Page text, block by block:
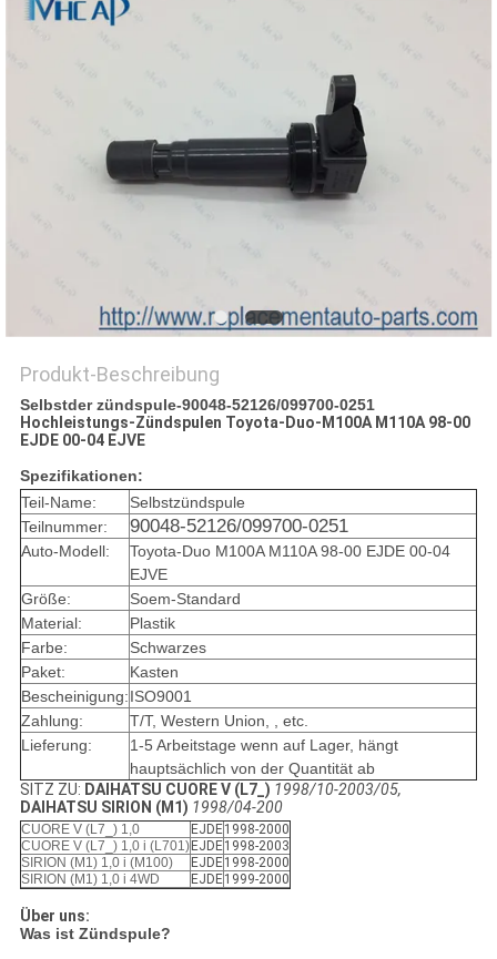
Produkt-Beschreibung
Selbstder zündspule-90048-52126/099700-0251
Hochleistungs-Zündspulen Toyota-Duo-M100A M110A 98-00
EJDE 00-04 EJVE
Spezifikationen:
Teil-Name:
Selbstzündspule
Teilnummer:
90048-52126/099700-0251
Auto-Modell:
Toyota-Duo M100A M110A 98-00 EJDE 00-04
EJVE
Größe:
Soem-Standard
Material:
Plastik
Farbe:
Schwarzes
Paket:
Kasten
Bescheinigung:ISO9001
Zahlung:
T/T, Western Union, , etc.
Lieferung:
1-5 Arbeitstage wenn auf Lager, hängt
hauptsächlich von der Quantität ab
SITZ ZU: DAIHATSU CUORE V (L7_) 1998/10-2003/05,
DAIHATSU SIRION (M1) 1998/04-200
CUORE V (L7_) 1,0 EJDE1998-2000
CUORE V (L7_) 1,0 i (L701) EJDE1998-2003
SIRION (M1) 1,0 i (M100)
EJDE1998-2000
SIRION (M1) 1,0 i 4WD
EJDE1999-2000
Über uns:
Was ist Zündspule?